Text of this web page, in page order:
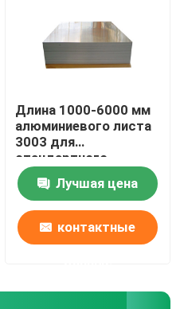
трубки
Длина 1000-6000 мм
алюминиевого листа
3003 для
стандартного
экспортного пакета
или требования
заказчика
Лучшая цена
контактные